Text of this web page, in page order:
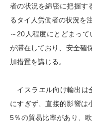
者の状況を綿密に把握す
るタイ人労働者の状況を
～20人程度にとどまっ
が滞在しており、安全確
加措置を講じる。
イスラエル向け輸出は
にすぎず、直接的影響は
5％の貿易比率があり、